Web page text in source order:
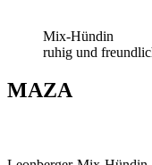
Mix-Hündin
ruhig und
MAZA